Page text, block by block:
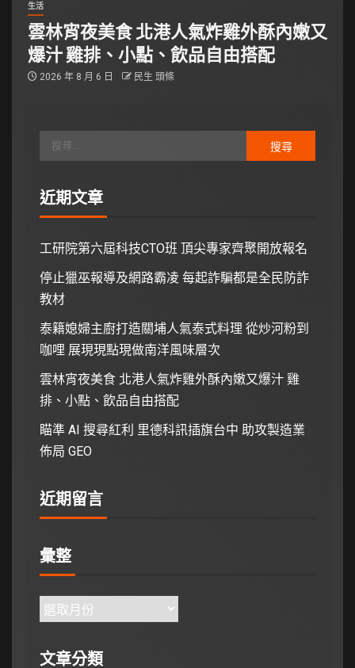
生活
雲林宵夜美食 北港人氣炸雞外酥內嫩又
爆汁 雞排、小點、飲品自由搭配
2026 年 8 月 6 日 民生 頭條
近期文章
工研院第六屆科技CTO班 頂尖專家齊聚開放報名
停止獵巫報導及網路霸凌 每起詐騙都是全民防詐
教材
泰籍媳婦主廚打造關埔人氣泰式料理 從炒河粉到
咖哩 展現現點現做南洋風味層次
雲林宵夜美食 北港人氣炸雞外酥內嫩又爆汁 雞
排、小點、飲品自由搭配
瞄準 AI 搜尋紅利 里德科訊插旗台中 助攻製造業
佈局 GEO
近期留言
彙整
文章分類